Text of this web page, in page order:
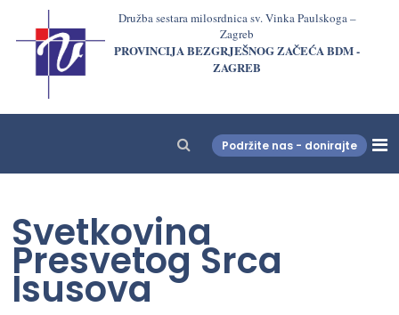
Družba sestara milosrdnica sv. Vinka Paulskoga –
Zagreb
PROVINCIJA BEZGRJEŠNOG ZAČEĆA BDM -
ZAGREB
Podržite nas - donirajte
Svetkovina
Presvetog Srca
Isusova